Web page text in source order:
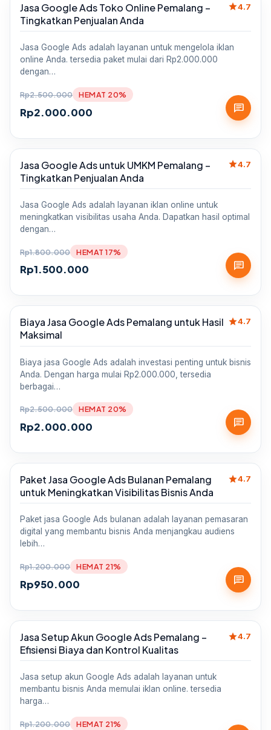
Sale
Jasa Google Ads Toko Online Pemalang –
Tingkatkan Penjualan Anda
star4.7
Jasa Google Ads adalah layanan untuk mengelola iklan
online Anda. tersedia paket mulai dari Rp2.000.000
dengan…
Rp2.500.000
Rp2.000.000
HEMAT 20%
chat
Sale
Jasa Google Ads untuk UMKM Pemalang –
Tingkatkan Penjualan Anda
star4.7
Jasa Google Ads adalah layanan iklan online untuk
meningkatkan visibilitas usaha Anda. Dapatkan hasil optimal
dengan…
Rp1.800.000
Rp1.500.000
HEMAT 17%
chat
Sale
Biaya Jasa Google Ads Pemalang untuk Hasil
Maksimal
star4.7
Biaya jasa Google Ads adalah investasi penting untuk bisnis
Anda. Dengan harga mulai Rp2.000.000, tersedia
berbagai…
Rp2.500.000
Rp2.000.000
HEMAT 20%
chat
Sale
Paket Jasa Google Ads Bulanan Pemalang
untuk Meningkatkan Visibilitas Bisnis Anda
star4.7
Paket jasa Google Ads bulanan adalah layanan pemasaran
digital yang membantu bisnis Anda menjangkau audiens
lebih…
Rp1.200.000
Rp950.000
HEMAT 21%
chat
Sale
Jasa Setup Akun Google Ads Pemalang –
Efisiensi Biaya dan Kontrol Kualitas
star4.7
Jasa setup akun Google Ads adalah layanan untuk
membantu bisnis Anda memulai iklan online. tersedia
harga…
Rp1.200.000 HEMAT 21%